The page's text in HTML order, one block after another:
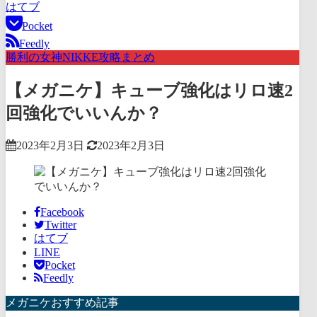
はてブ
Pocket
Feedly
勝利の女神NIKKE攻略まとめ
【メガニケ】キューブ強化はリロ速2
回強化でいいんか？
2023年2月3日 2023年2月3日
Facebook
Twitter
はてブ
LINE
Pocket
Feedly
メガニケおすすめ記事